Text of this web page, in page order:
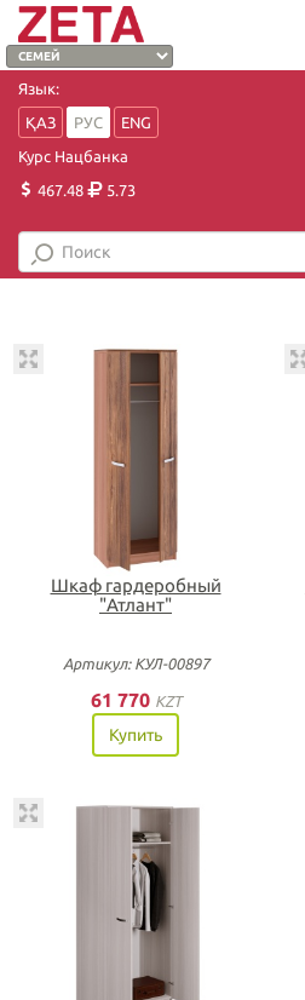
Язык:
ҚАЗ
РУС
ENG
Курс Нацбанка
467.48
5.73
Шкаф гардеробный
"Атлант"
Артикул: КУЛ-00897
61 770 KZT
Купить